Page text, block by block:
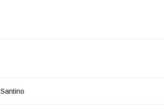
Santino